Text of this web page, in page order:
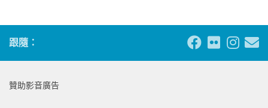
跟隨：
贊助影音廣告